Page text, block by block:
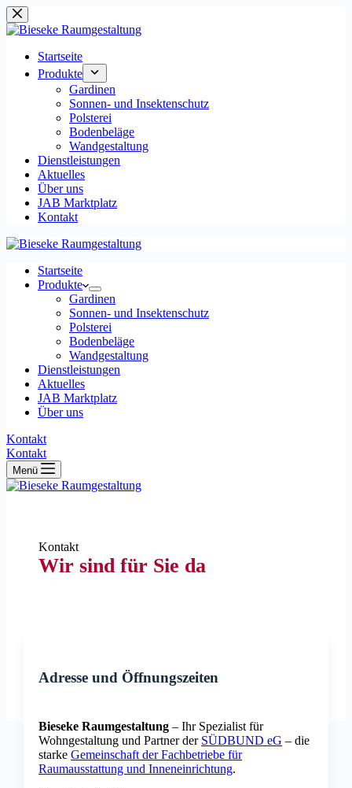
Zum
Inhalt
Startseite
Produkte
Gardinen
Sonnen- und Insektenschutz
Polsterei
Bodenbeläge
Wandgestaltung
Dienstleistungen
Aktuelles
Über uns
JAB Marktplatz
Kontakt
Startseite
Produkte
Gardinen
Sonnen- und Insektenschutz
Polsterei
Bodenbeläge
Wandgestaltung
Dienstleistungen
Aktuelles
JAB Marktplatz
Über uns
Kontakt
Kontakt
Menü
Kontakt
Wir sind für Sie da
Adresse und Öffnungszeiten
Bieseke Raumgestaltung– Ihr Spezialist für
Wohngestaltung und Partner der SÜDBUND eG – die
starkeGemeinschaft der Fachbetriebe für
Raumausstattung und Inneneinrichtung.